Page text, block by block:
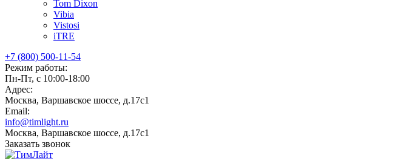
Tom Dixon
Vibia
Vistosi
iTRE
+7 (800) 500-11-54
Режим работы:
Пн-Пт, с 10:00-18:00
Адрес:
Москва, Варшавское шоссе, д.17c1
Email:
info@timlight.ru
Москва, Варшавское шоссе, д.17c1
Заказать звонок